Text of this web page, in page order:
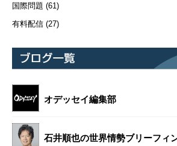
国際問題 (61)
有料配信 (27)
オデッセイ編集部
石井順也の世界情勢ブリーフィ